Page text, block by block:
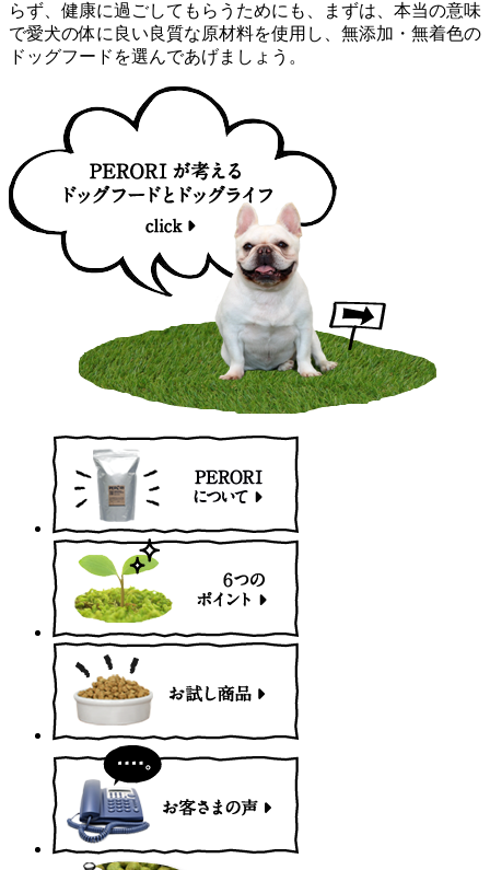
らず、健康に過ごしてもらうためにも、まずは、本当の意味
で愛犬の体に良い良質な原材料を使用し、無添加・無着色の
ドッグフードを選んであげましょう。